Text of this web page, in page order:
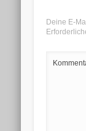
Deine E-